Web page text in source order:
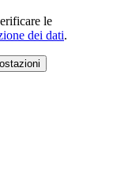
le
dei dati.